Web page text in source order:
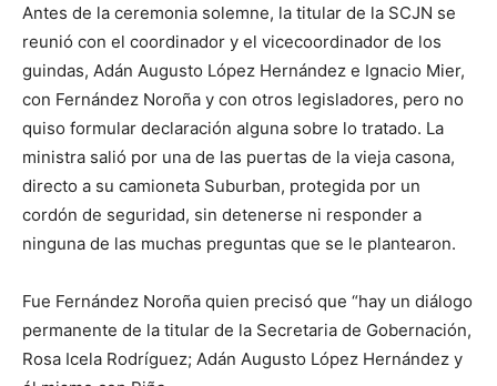
Antes de la ceremonia solemne, la titular de la SCJN se
reunió con el coordinador y el vicecoordinador de los
guindas, Adán Augusto López Hernández e Ignacio Mier,
con Fernández Noroña y con otros legisladores, pero no
quiso formular declaración alguna sobre lo tratado. La
ministra salió por una de las puertas de la vieja casona,
directo a su camioneta Suburban, protegida por un
cordón de seguridad, sin detenerse ni responder a
ninguna de las muchas preguntas que se le plantearon.
Fue Fernández Noroña quien precisó que “hay un diálogo
permanente de la titular de la Secretaria de Gobernación,
Rosa Icela Rodríguez; Adán Augusto López Hernández y